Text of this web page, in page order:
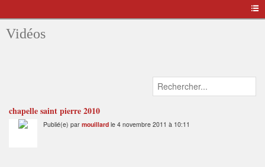
Vidéos
chapelle saint pierre 2010
Publié(e) par mouillard le 4 novembre 2011 à 10:11